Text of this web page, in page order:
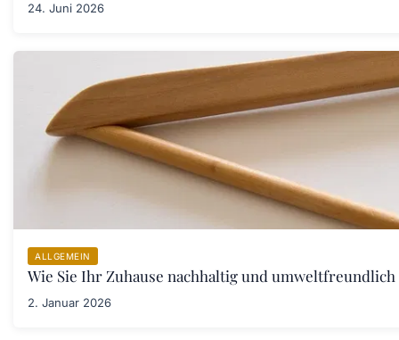
24. Juni 2026
ALLGEMEIN
Wie Sie Ihr Zuhause nachhaltig und umweltfreundlich
2. Januar 2026